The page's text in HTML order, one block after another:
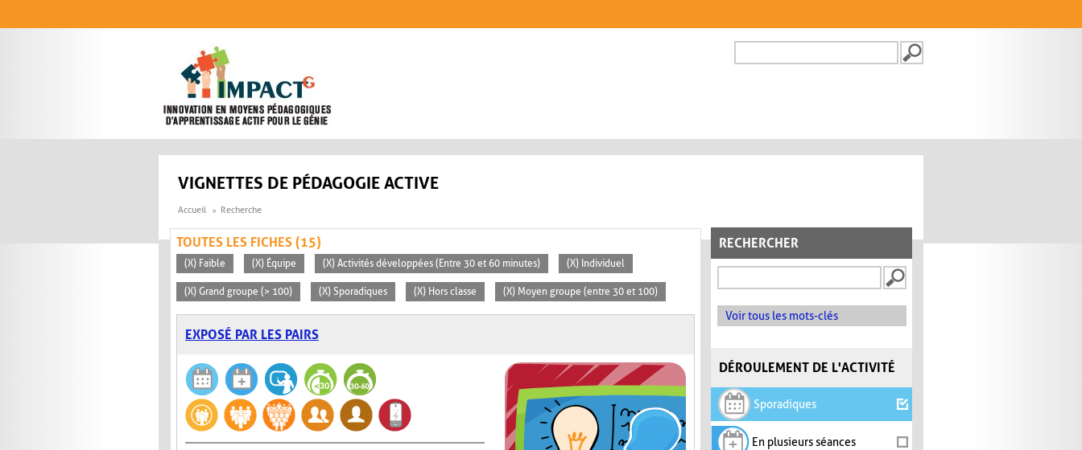
FORMULAIRE DE
VIGNETTES DE PÉDAGOGIE ACTIVE
Accueil Recherche
RECHERCHER
Voir tous les mots-clés
DÉROULEMENT DE L'ACTIVITÉ
Sporadiques
En plusieurs séances
TOUTES LES FICHES (15)
(X) Faible (X) Équipe (X) Activités développées (Entre 30 et 60 minutes) (X) Individuel
(X) Grand groupe (> 100) (X) Sporadiques (X) Hors classe (X) Moyen groupe (entre 30 et 100)
EXPOSÉ PAR LES PAIRS